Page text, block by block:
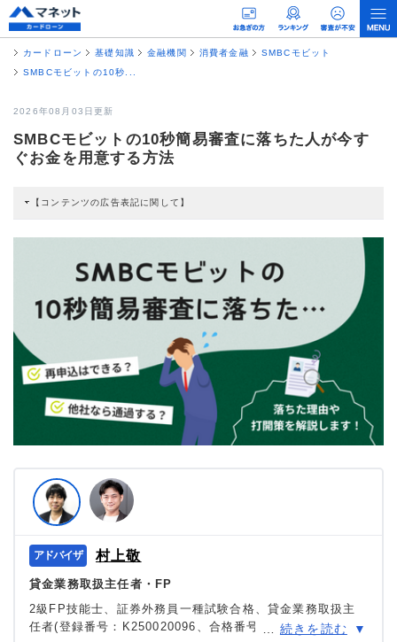
カードローン 基礎知識 金融機関 消費者金融
SMBCモビット
SMBCモビットの10秒...
2026年08月03日更新
SMBCモビットの10秒簡易審査に落ちた人が今す
ぐお金を用意する方法
【コンテンツの広告表記に関して】
すると弊社に対して企業から紹介報酬が支払われるという収益モデルです。 た
だし、特定の商品を根拠なくPRするものではなく、当編集部の調査／ユーザー
への口コミ収集などに基づき、公平性を担保した情報提供を行っています。
村上敬
貸金業務取扱主任者・FP
2級FP技能士、証券外務員一種試験合格、貸金業務取扱主
任者(登録番号：K250020096、合格番号：第F241000177
続きを読む